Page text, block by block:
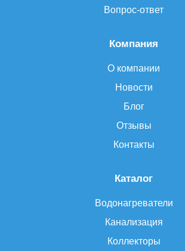
Каталог
Водонагреватели
Канализация
Коллекторы
Компания
О компании
Новости
Блог
Отзывы
Контакты
Вопрос-ответ